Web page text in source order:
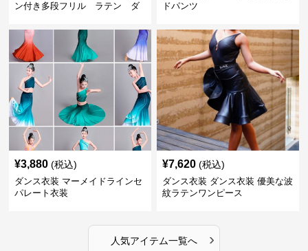
ン付き多段フリル ラテン ダ
ドパンツ
¥3,880 (税込)
ダンス衣装 マーメイドラインセ
パレート衣装
¥7,620 (税込)
ダンス衣装 ダンス衣装 優美な波
紋ラテンワンピース
人気アイテム一覧へ ›